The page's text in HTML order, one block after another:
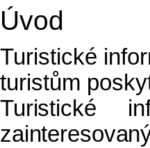
Úvod
Turistické
turistům
Turistické